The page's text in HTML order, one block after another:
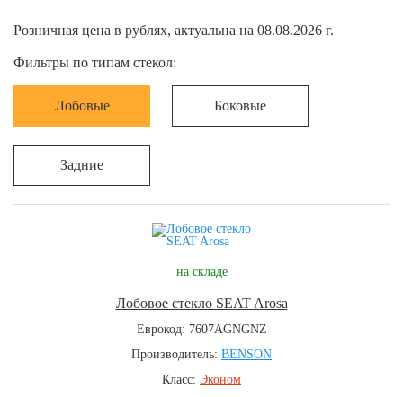
Розничная цена в рублях, актуальна на 08.08.2026 г.
Фильтры по типам стекол:
Лобовые Боковые
Задние
на складе
Лобовое стекло SEAT Arosa
Еврокод: 7607AGNGNZ
Производитель: BENSON
Класс: Эконом